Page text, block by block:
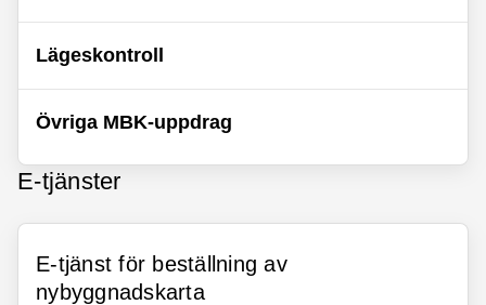
Lägeskontroll
Övriga MBK-uppdrag
E-tjänster
E-tjänst för beställning av
nybyggnadskarta